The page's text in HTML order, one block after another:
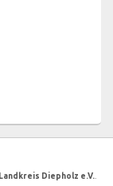
Diepholz e.V.